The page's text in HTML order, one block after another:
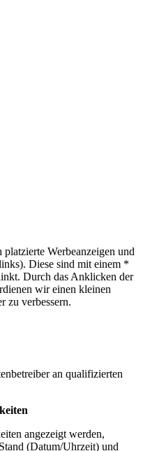
Werbeanzeigen und
Diese sind mit einem *
Durch das Anklicken der
wir einen kleinen
zu verbessern.
an qualifizierten
angezeigt werden,
(Datum/Uhrzeit) und